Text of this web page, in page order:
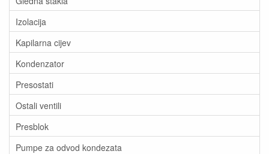
Izolacija
Kapilarna cijev
Kondenzator
Presostati
Ostali ventili
Presblok
Pumpe za odvod kondezata